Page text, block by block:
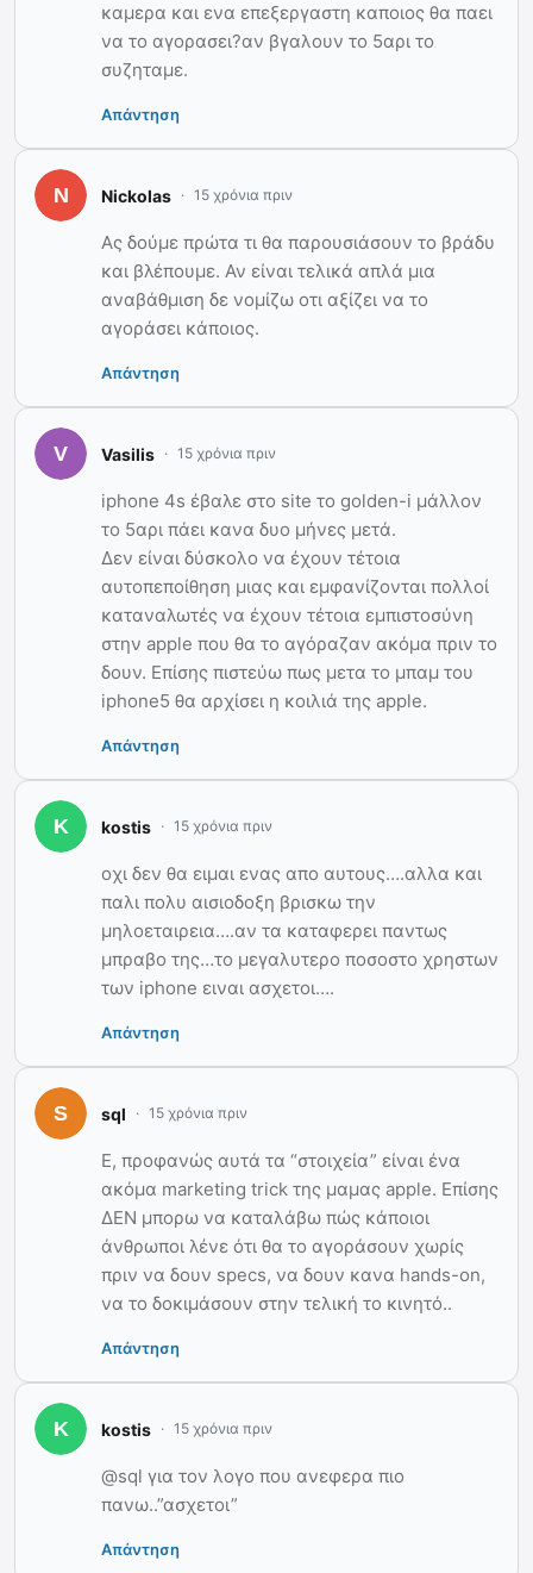
καμερα και ενα επεξεργαστη καποιος θα παει
να το αγορασει?αν βγαλουν το 5αρι το
συζηταμε.
Απάντηση
Nickolas 15 χρόνια πριν
Ας δούμε πρώτα τι θα παρουσιάσουν το βράδυ
και βλέπουμε. Αν είναι τελικά απλά μια
αναβάθμιση δε νομίζω οτι αξίζει να το
αγοράσει κάποιος.
Απάντηση
Vasilis 15 χρόνια πριν
iphone 4s έβαλε στο site το golden-i μάλλον
το 5αρι πάει κανα δυο μήνες μετά.
Δεν είναι δύσκολο να έχουν τέτοια
αυτοπεποίθηση μιας και εμφανίζονται πολλοί
καταναλωτές να έχουν τέτοια εμπιστοσύνη
στην apple που θα το αγόραζαν ακόμα πριν το
δουν. Επίσης πιστεύω πως μετα το μπαμ του
iphone5 θα αρχίσει η κοιλιά της apple.
Απάντηση
kostis 15 χρόνια πριν
οχι δεν θα ειμαι ενας απο αυτους….αλλα και
παλι πολυ αισιοδοξη βρισκω την
μηλοεταιρεια….αν τα καταφερει παντως
μπραβο της…το μεγαλυτερο ποσοστο χρηστων
των iphone ειναι ασχετοι….
Απάντηση
sql 15 χρόνια πριν
Ε, προφανώς αυτά τα “στοιχεία” είναι ένα
ακόμα marketing trick της μαμας apple. Επίσης
ΔΕΝ μπορω να καταλάβω πώς κάποιοι
άνθρωποι λένε ότι θα το αγοράσουν χωρίς
πριν να δουν specs, να δουν κανα hands-on,
να το δοκιμάσουν στην τελική το κινητό..
Απάντηση
kostis 15 χρόνια πριν
@sql για τον λογο που ανεφερα πιο
πανω..”ασχετοι”
Απάντηση